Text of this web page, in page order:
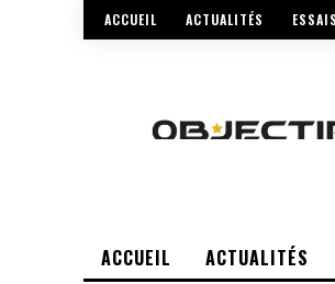
ACCUEIL ACTUALITÉS
ACCUEIL ACTUALITÉS